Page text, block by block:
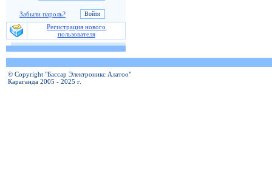
Забыли пароль?
Регистрация нового
пользователя
© Copyright "Бассар Электроникс Алатоо"
Караганда 2005 - 2025 г.